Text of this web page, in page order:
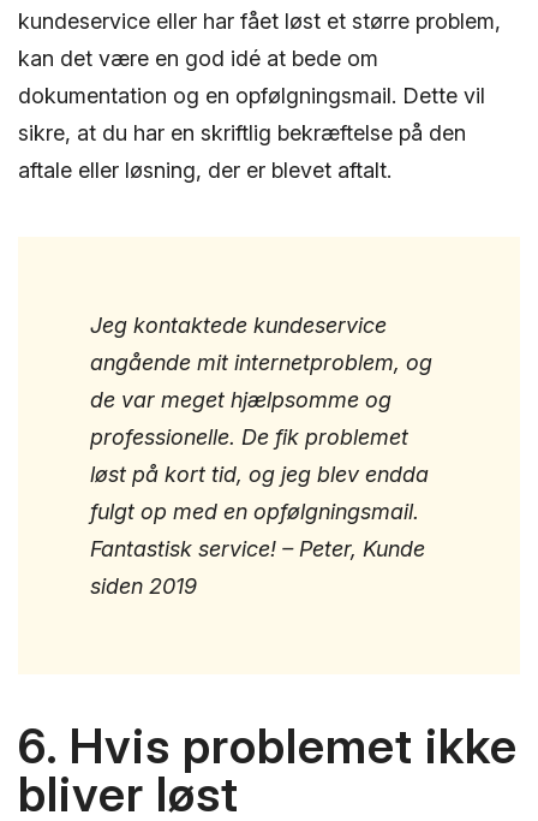
kundeservice eller har fået løst et større problem,
kan det være en god idé at bede om
dokumentation og en opfølgningsmail. Dette vil
sikre, at du har en skriftlig bekræftelse på den
aftale eller løsning, der er blevet aftalt.
Jeg kontaktede kundeservice
angående mit internetproblem, og
de var meget hjælpsomme og
professionelle. De fik problemet
løst på kort tid, og jeg blev endda
fulgt op med en opfølgningsmail.
Fantastisk service! – Peter, Kunde
siden 2019
6. Hvis problemet ikke
bliver løst